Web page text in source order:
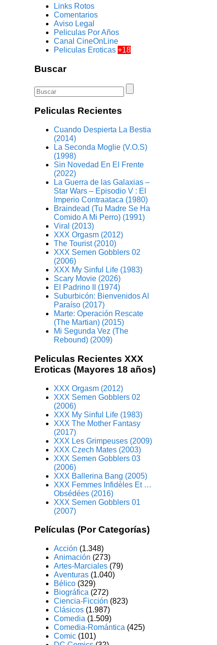
Links Rotos
Comentarios
Aviso Legal
Peliculas Por Años
Canal CineOnLine
Peliculas Eroticas+18
Buscar
Peliculas Recientes
Cuando Despierta La Bestia
(2014)
La Seconda Moglie (V.O.S)
(1998)
Sin Novedad En El Frente
(2022)
La Guerra de las Galaxias –
Star Wars – Episodio V : El
Imperio Contraataca (1980)
Braindead (Tu Madre Se Ha
Comido A Mi Perro) (1991)
Viral (2013)
XXX Orgasm (2012)
The Tourist (2010)
XXX Semen Gobblers 02
(2006)
XXX My Sinful Life (1983)
Scary Movie (2026)
El Padrino II (1974)
Suburbicón: Bienvenidos Al
Paraíso (2017)
Marte: Operación Rescate
(The Martian) (2015)
Mi Segunda Vez (The
Rebound) (2009)
Peliculas Recientes XXX
Eroticas (Mayores 18 años)
XXX Orgasm (2012)
XXX Semen Gobblers 02
(2006)
XXX My Sinful Life (1983)
XXX The Mother Fantasy
(2017)
XXX Les Grimpeuses (2009)
XXX Czech Mates (2003)
XXX Semen Gobblers 03
(2006)
XXX Ballerina Bang (2005)
XXX Femmes Infidèles Et …
Obsédées (2016)
XXX Semen Gobblers 01
(2007)
Películas (Por Categorías)
Acción (1.348)
Animación (273)
Artes-Marciales (79)
Aventuras (1.040)
Bélico (329)
Biográfica (272)
Ciencia-Ficción (823)
Clásicos (1.987)
Comedia (1.509)
Comedia-Romántica (425)
Comic (101)